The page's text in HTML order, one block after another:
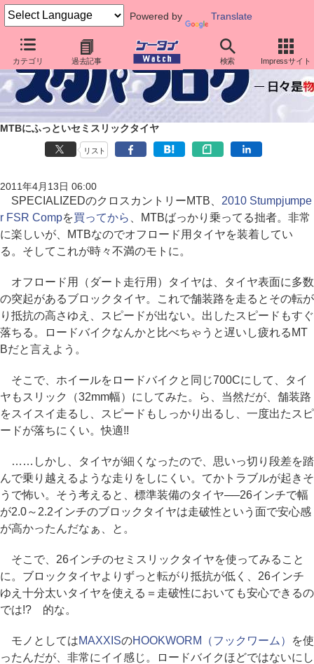
Powered by Translate
カテゴリ 過去記事 検索 Impressサイト
MTBにふっといセミスリックタイヤ
リスト
2011年4月13日 06:00
SPECIALIZEDのクロスカントリーMTB、 2010 Stumpjumpe
r FSR Compを買ってから
、MTBばっかり乗ってる拙者。非常
に楽しいが、MTBなのでオフロード用タイヤを装着してい
る。そしてこれが時々不満のモトに。
オフロード用（ダート走行用）タイヤは、タイヤ表面に多数
の突起があるブロックタイヤ。これで舗装路を走るとその転が
り抵抗の高さゆえ、スピードが出ない。出したスピードもすぐ
落ちる。ロードバイクなんかと比べちゃうと遅いし疲れるMT
Bだと言えよう。
そこで、ホイールをロードバイクと同じ700Cにして、タイ
ヤもスリック（32mm幅）にしてみた。ら、当然だが、舗装路
をスイスイ走るし、スピードもしっかり出るし、一度出たスピ
ードが落ちにくい。快適!!
……しかし、タイヤが細くなったので、思いっ切り段差を踏
んで乗り越えるような走りをしにくい。てかトラブルが起きそ
うで怖い。そう考えると、標準装備のタイヤ──26インチで幅
が2.0～2.2インチのブロックタイヤは走破性という面で安心感
が高かったんだなぁ、と。
そこで、26インチのセミスリックタイヤを使ってみること
に。ブロックタイヤよりずっと転がり抵抗が低く、26インチ
ゆえ十分太いタイヤを使える＝走破性においても安心できるの
では!? 的な。
モノとしてはMAXXISのHOOKWORM（フックワーム）
を使
ったんだが、非常にイイ感じ。ロードバイクほどではないにし